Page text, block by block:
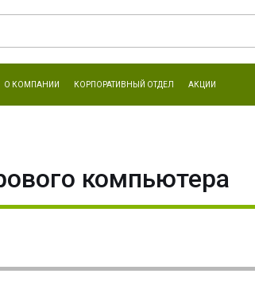
О КОМПАНИИ КОРПОРАТИВНЫЙ ОТДЕЛ АКЦИИ
компьютера